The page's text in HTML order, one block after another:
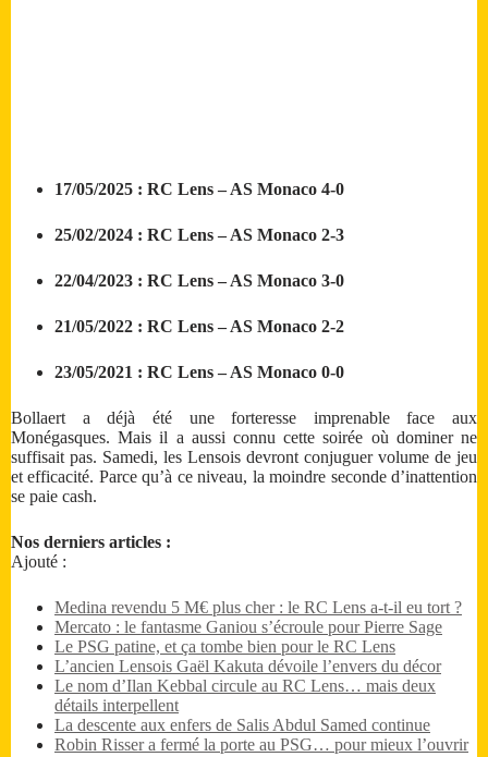
17/05/2025 : RC Lens – AS Monaco 4-0
25/02/2024 : RC Lens – AS Monaco 2-3
22/04/2023 : RC Lens – AS Monaco 3-0
21/05/2022 : RC Lens – AS Monaco 2-2
23/05/2021 : RC Lens – AS Monaco 0-0
Bollaert a déjà été une forteresse imprenable face aux
Monégasques. Mais il a aussi connu cette soirée où dominer ne
suffisait pas. Samedi, les Lensois devront conjuguer volume de jeu
et efficacité. Parce qu’à ce niveau, la moindre seconde d’inattention
se paie cash.
Nos derniers articles :
Ajouté :
Medina revendu 5 M€ plus cher : le RC Lens a-t-il eu tort ?
Mercato : le fantasme Ganiou s’écroule pour Pierre Sage
Le PSG patine, et ça tombe bien pour le RC Lens
L’ancien Lensois Gaël Kakuta dévoile l’envers du décor
Le nom d’Ilan Kebbal circule au RC Lens… mais deux
détails interpellent
La descente aux enfers de Salis Abdul Samed continue
Robin Risser a fermé la porte au PSG… pour mieux l’ouvrir